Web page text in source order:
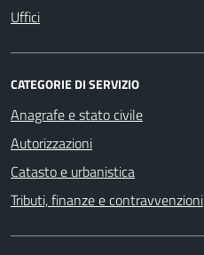
Uffici
CATEGORIE DI SERVIZIO
Anagrafe e stato civile
Autorizzazioni
Catasto e urbanistica
Tributi, finanze e contravvenzioni